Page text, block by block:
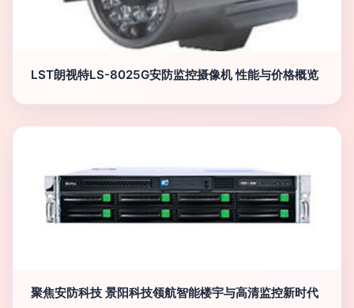
LST朗视特LS-8025G安防监控摄像机 性能与价格概览
聚焦安防科技 景阳科技领航智能楼宇与高清监控新时代